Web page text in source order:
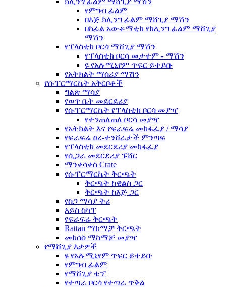
የምግብ ፊልም
በእጅ ክሊንግ ፊልም ማሸጊያ ማሽን
በከፊል አውቶማቲክ የክሊንግ ፊልም ማሸጊያ
ማሽን
የፕላስቲክ ቦርሳ ማሸጊያ ማሽን
የፕላስቲክ ቦርሳ መታተም - ማሽን
ዩ የአሉሚኒየም ጥፍር ይተይቡ
የአትክልት ማሰሪያ ማሽን
የሱፐርማርኬት አቅርቦቶች
ግልጽ ማሳያ
የወጥ ቤት መደርደሪያ
የሱፐርማርኬት የፕላስቲክ ቦርሳ መያዣ
የተንጠለጠለ ቦርሳ መያዣ
የአትክልት እና የፍራፍሬ መከፋፈያ / ማሳያ
የፍራፍሬ ፀረ-ተንሸራታች ምንጣፍ
የፕላስቲክ መደርደሪያ መከፋፈያ
የሲጋራ መደርደሪያ ፑሸር
ማንቀሳቀስ Crate
የሱፐርማርኬት ቅርጫት
ቅርጫት ከዊልስ ጋር
ቅርጫት ከእጅ ጋር
የስጋ ማሳያ ትሪ
አይስ ስካፕ
የፍራፍሬ ቅርጫት
Rattan ማከማቻ ቅርጫት
መክሰስ ማከማቻ መያዣ
የማሸጊያ እቃዎች
ዩ የአሉሚኒየም ጥፍር ይተይቡ
የምግብ ፊልም
የማሸጊያ ቴፕ
የተጣራ ቦርሳ የተጣራ ጥቅል